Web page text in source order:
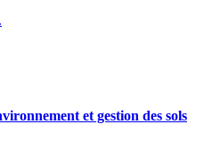
et gestion des sols